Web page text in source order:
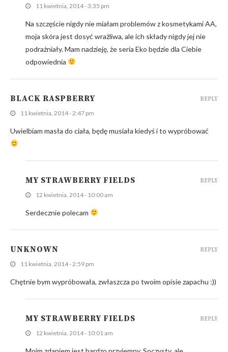
11 kwietnia, 2014 - 3:35 pm
Na szczęście nigdy nie miałam problemów z kosmetykami AA,
moja skóra jest dosyć wrażliwa, ale ich składy nigdy jej nie
podrażniały. Mam nadzieję, że seria Eko będzie dla Ciebie
odpowiednia
BLACK RASPBERRY
11 kwietnia, 2014 - 2:47 pm
Uwielbiam masła do ciała, będę musiała kiedyś i to wypróbować
REPLY
MY STRAWBERRY FIELDS
12 kwietnia, 2014 - 10:00 am
Serdecznie polecam
REPLY
UNKNOWN
11 kwietnia, 2014 - 2:59 pm
Chętnie bym wypróbowała, zwłaszcza po twoim opisie zapachu :))
REPLY
MY STRAWBERRY FIELDS
12 kwietnia, 2014 - 10:01 am
REPLY